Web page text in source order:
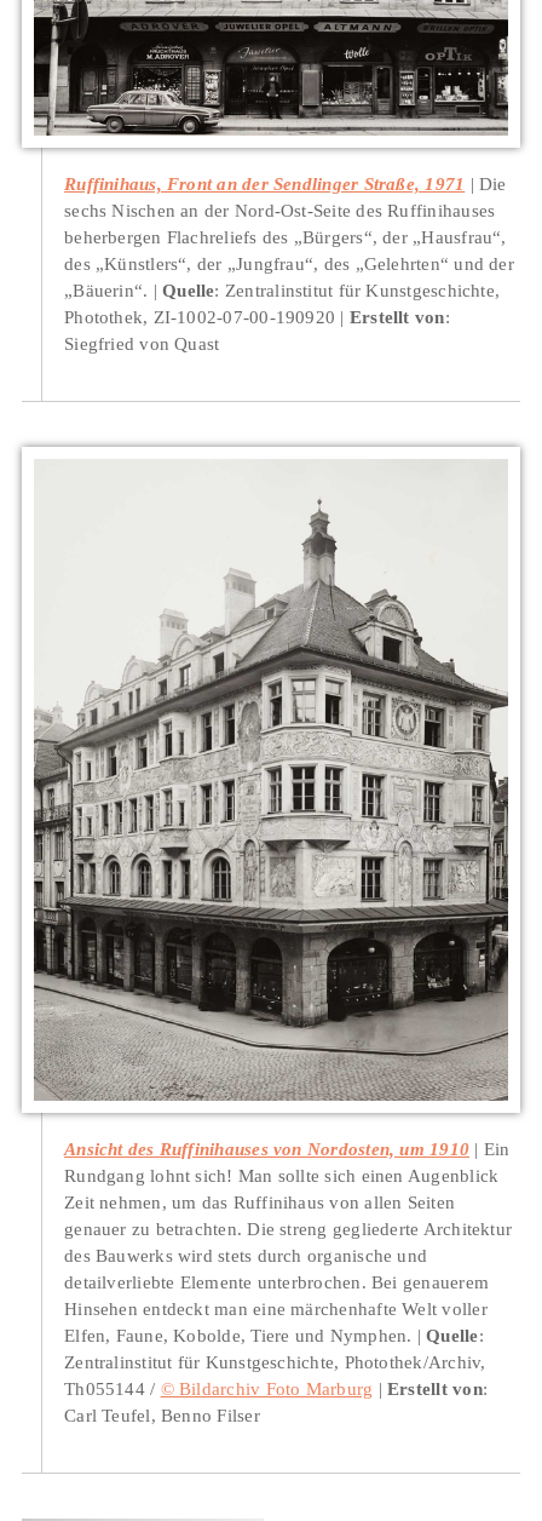
Ruffinihaus, Front an der Sendlinger Straße, 1971
Die
sechs Nischen an der Nord-Ost-Seite des Ruffinihauses
beherbergen Flachreliefs des „Bürgers“, der „Hausfrau“,
des „Künstlers“, der „Jungfrau“, des „Gelehrten“ und der
„Bäuerin“.
Quelle: Zentralinstitut für Kunstgeschichte,
Photothek, ZI-1002-07-00-190920
Erstellt von:
Siegfried von Quast
Ansicht des Ruffinihauses von Nordosten, um 1910
Ein
Rundgang lohnt sich! Man sollte sich einen Augenblick
Zeit nehmen, um das Ruffinihaus von allen Seiten
genauer zu betrachten. Die streng gegliederte Architektur
des Bauwerks wird stets durch organische und
detailverliebte Elemente unterbrochen. Bei genauerem
Hinsehen entdeckt man eine märchenhafte Welt voller
Elfen, Faune, Kobolde, Tiere und Nymphen.
Quelle:
Zentralinstitut für Kunstgeschichte, Photothek/Archiv,
Th055144 / © Bildarchiv Foto Marburg Erstellt von:
Carl Teufel, Benno Filser